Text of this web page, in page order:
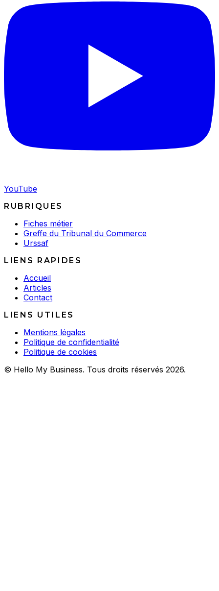
YouTube
RUBRIQUES
Fiches métier
Greffe du Tribunal du Commerce
Urssaf
LIENS RAPIDES
Accueil
Articles
Contact
LIENS UTILES
Mentions légales
Politique de confidentialité
Politique de cookies
© Hello My Business. Tous droits réservés 2026.